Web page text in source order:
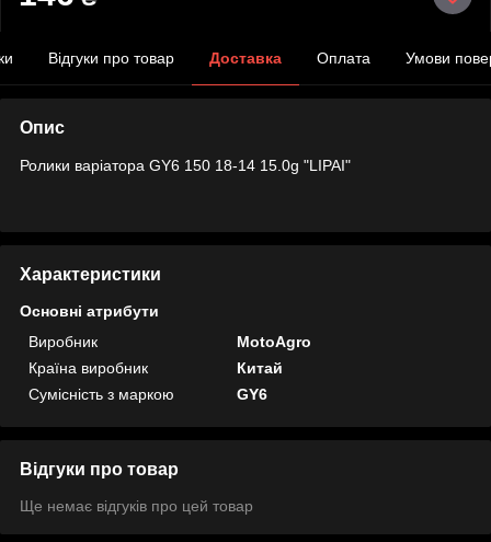
Відгуки про товар Доставка Оплата Умови
Опис
Ролики варіатора GY6 150 18-14 15.0g "LIPAI"
Характеристики
Основні атрибути
Виробник
MotoAgro
Країна виробник
Китай
Сумісність з маркою
GY6
Відгуки про товар
Ще немає відгуків про цей товар